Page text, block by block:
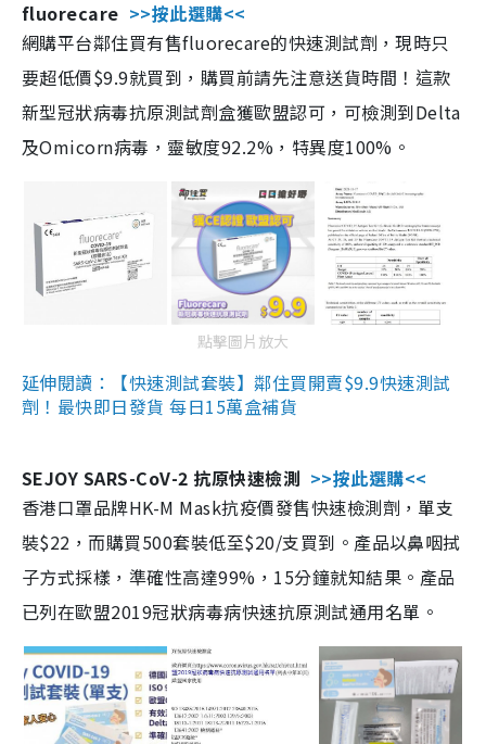
fluorecare >>按此選購<<
網購平台鄰住買有售fluorecare的快速測試劑，現時只
要超低價$9.9就買到，購買前請先注意送貨時間！這款
新型冠狀病毒抗原測試劑盒獲歐盟認可，可檢測到Delta
及Omicorn病毒，靈敏度92.2%，特異度100%。
點擊圖片放大
延伸閱讀：【快速測試套裝】鄰住買開賣$9.9快速測試
劑！最快即日發貨 每日15萬盒補貨
SEJOY SARS-CoV-2 抗原快速檢測 >>按此選購<<
香港口罩品牌HK-M Mask抗疫價發售快速檢測劑，單支
裝$22，而購買500套裝低至$20/支買到。產品以鼻咽拭
子方式採樣，準確性高達99%，15分鐘就知結果。產品
已列在歐盟2019冠狀病毒病快速抗原測試通用名單。